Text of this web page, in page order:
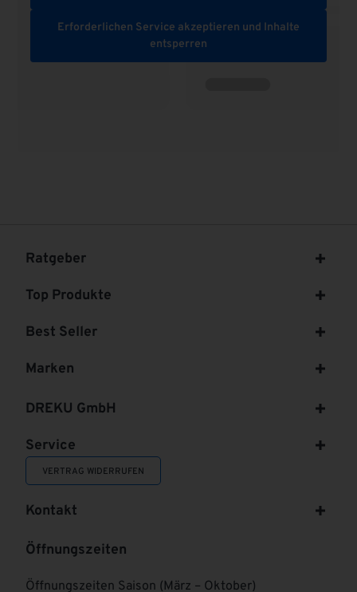
Erforderlichen Service akzeptieren und Inhalte
entsperren
Ratgeber
Top Produkte
Best Seller
Marken
DREKU GmbH
Service
VERTRAG WIDERRUFEN
Kontakt
Öffnungszeiten
Öffnungszeiten Saison (März – Oktober)